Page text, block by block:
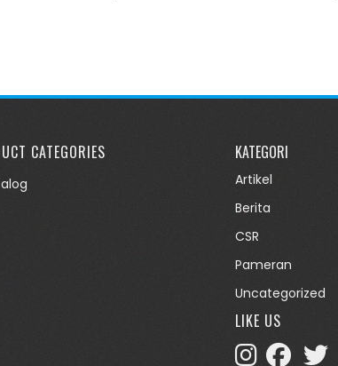
CATEGORIES KATEGORI
Artikel
Berita
CSR
Pameran
Uncategorized
LIKE US